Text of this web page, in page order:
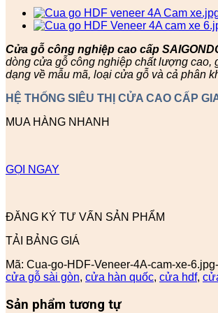
Cửa gỗ công nghiệp cao cấp
dòng cửa gỗ công nghiệp chất lượng cao,
dạng về mẫu mã, loại cửa gỗ và cả phân
HỆ THỐNG SIÊU THỊ CỬA CAO CẤP
MUA HÀNG NHANH
GỌI NGAY
ĐĂNG KÝ TƯ VẤN SẢN PHẨM
TẢI BẢNG GIÁ
Mã: Cua-go-HDF-Veneer-4A-cam-xe-
cửa gỗ sài gòn, cửa hàn quốc, cửa hdf,
Sản phẩm tương tự